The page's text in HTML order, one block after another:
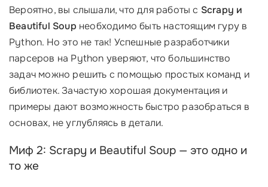
Вероятно, вы слышали, что для работы с Scrapy и
Beautiful Soup необходимо быть настоящим гуру в
Python. Но это не так! Успешные разработчики
парсеров на Python уверяют, что большинство
задач можно решить с помощью простых команд и
библиотек. Зачастую хорошая документация и
примеры дают возможность быстро разобраться в
основах, не углубляясь в детали.
Миф 2: Scrapy и Beautiful Soup — это одно и
то же